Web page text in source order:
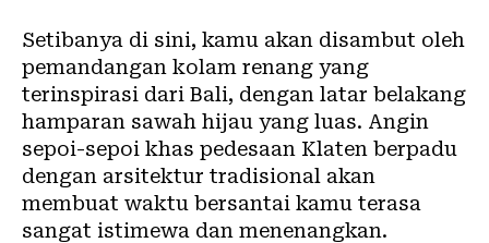
Setibanya di sini, kamu akan disambut oleh
pemandangan kolam renang yang
terinspirasi dari Bali, dengan latar belakang
hamparan sawah hijau yang luas. Angin
sepoi-sepoi khas pedesaan Klaten berpadu
dengan arsitektur tradisional akan
membuat waktu bersantai kamu terasa
sangat istimewa dan menenangkan.